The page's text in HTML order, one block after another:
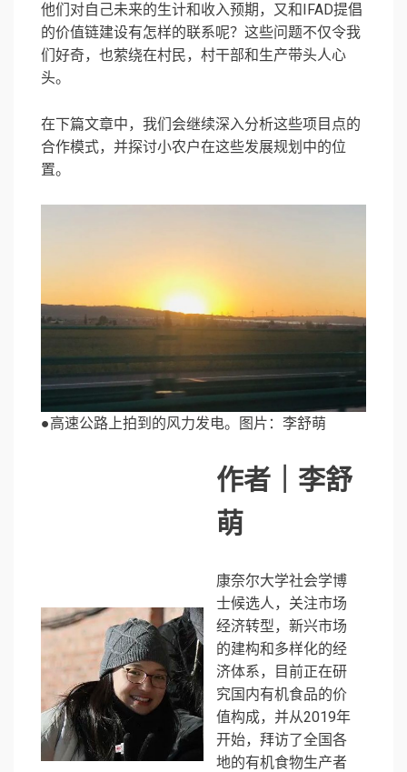
他们对自己未来的生计和收入预期，又和IFAD提倡
的价值链建设有怎样的联系呢？这些问题不仅令我
们好奇，也萦绕在村民，村干部和生产带头人心
头。
在下篇文章中，我们会继续深入分析这些项目点的
合作模式，并探讨小农户在这些发展规划中的位
置。
●高速公路上拍到的风力发电。图片：李舒萌
作者｜李舒
萌
康奈尔大学社会学博
士候选人，关注市场
经济转型，新兴市场
的建构和多样化的经
济体系，目前正在研
究国内有机食品的价
值构成，并从2019年
开始，拜访了全国各
地的有机食物生产者